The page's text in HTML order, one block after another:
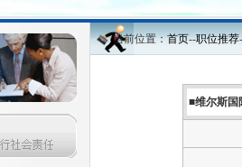
当前位置：首页--职位推荐
■维尔斯国